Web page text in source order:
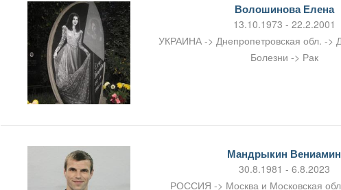
Волошинова Елена
13.10.1973 - 22.2.2001
УКРАИНА -> Днепропетровская обл. ->
Болезни -> Рак
Мандрыкин Вениамин
30.8.1981 - 6.8.2023
РОССИЯ -> Москва и Московская